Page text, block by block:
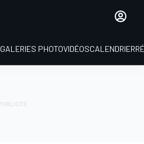
GALERIES PHOTOVIDÉOSCALENDRIER